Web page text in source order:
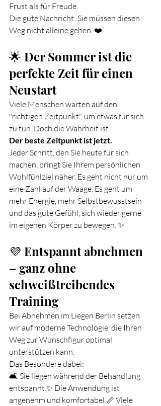
Frust als für Freude.
Die gute Nachricht: Sie müssen diesen
Weg nicht alleine gehen. ❤️
🌟 Der Sommer ist die
perfekte Zeit für einen
Neustart
Viele Menschen warten auf den
"richtigen Zeitpunkt", um etwas für sich
zu tun. Doch die Wahrheit ist:
Der beste Zeitpunkt ist jetzt.
Jeder Schritt, den Sie heute für sich
machen, bringt Sie Ihrem persönlichen
Wohlfühlziel näher. Es geht nicht nur um
eine Zahl auf der Waage. Es geht um
mehr Energie, mehr Selbstbewusstsein
und das gute Gefühl, sich wieder gerne
im eigenen Körper zu bewegen. ✨
💜 Entspannt abnehmen
– ganz ohne
schweißtreibendes
Training
Bei Abnehmen im Liegen Berlin setzen
wir auf moderne Technologie, die Ihren
Weg zur Wunschfigur optimal
unterstützen kann.
Das Besondere dabei:
🛋️ Sie liegen während der Behandlung
entspannt.✨ Die Anwendung ist
angenehm und komfortabel.📏 Viele